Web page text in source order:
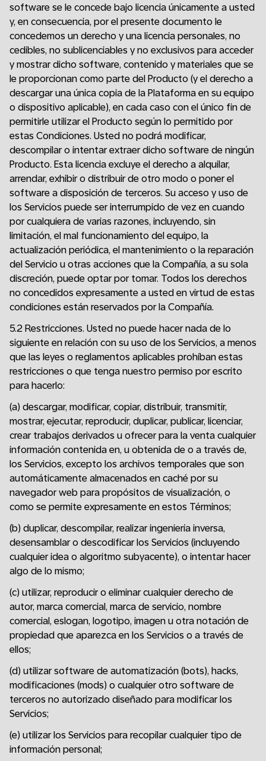
software se le concede bajo licencia únicamente a usted
y, en consecuencia, por el presente documento le
concedemos un derecho y una licencia personales, no
cedibles, no sublicenciables y no exclusivos para acceder
y mostrar dicho software, contenido y materiales que se
le proporcionan como parte del Producto (y el derecho a
descargar una única copia de la Plataforma en su equipo
o dispositivo aplicable), en cada caso con el único fin de
permitirle utilizar el Producto según lo permitido por
estas Condiciones. Usted no podrá modificar,
descompilar o intentar extraer dicho software de ningún
Producto. Esta licencia excluye el derecho a alquilar,
arrendar, exhibir o distribuir de otro modo o poner el
software a disposición de terceros. Su acceso y uso de
los Servicios puede ser interrumpido de vez en cuando
por cualquiera de varias razones, incluyendo, sin
limitación, el mal funcionamiento del equipo, la
actualización periódica, el mantenimiento o la reparación
del Servicio u otras acciones que la Compañía, a su sola
discreción, puede optar por tomar. Todos los derechos
no concedidos expresamente a usted en virtud de estas
condiciones están reservados por la Compañía.
5.2 Restricciones. Usted no puede hacer nada de lo
siguiente en relación con su uso de los Servicios, a menos
que las leyes o reglamentos aplicables prohíban estas
restricciones o que tenga nuestro permiso por escrito
para hacerlo:
(a) descargar, modificar, copiar, distribuir, transmitir,
mostrar, ejecutar, reproducir, duplicar, publicar, licenciar,
crear trabajos derivados u ofrecer para la venta cualquier
información contenida en, u obtenida de o a través de,
los Servicios, excepto los archivos temporales que son
automáticamente almacenados en caché por su
navegador web para propósitos de visualización, o
como se permite expresamente en estos Términos;
(b) duplicar, descompilar, realizar ingeniería inversa,
desensamblar o descodificar los Servicios (incluyendo
cualquier idea o algoritmo subyacente), o intentar hacer
algo de lo mismo;
(c) utilizar, reproducir o eliminar cualquier derecho de
autor, marca comercial, marca de servicio, nombre
comercial, eslogan, logotipo, imagen u otra notación de
propiedad que aparezca en los Servicios o a través de
ellos;
(d) utilizar software de automatización (bots), hacks,
modificaciones (mods) o cualquier otro software de
terceros no autorizado diseñado para modificar los
Servicios;
(e) utilizar los Servicios para recopilar cualquier tipo de
información personal;